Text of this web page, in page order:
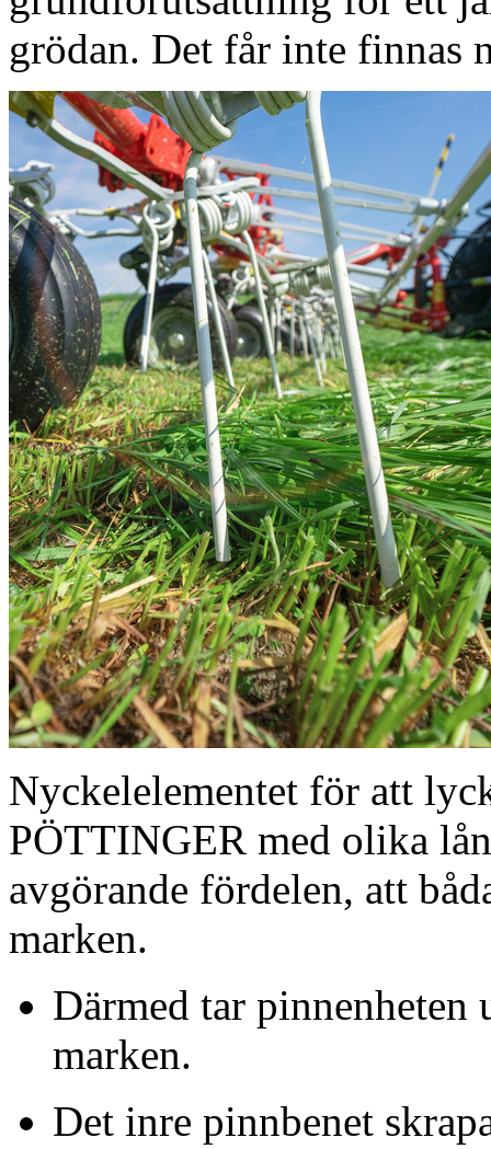
grödan. Det får inte finnas
Nyckelelementet för att
PÖTTINGER med olika
avgörande fördelen, att
marken.
Därmed tar
marken.
Det inre pinnbenet